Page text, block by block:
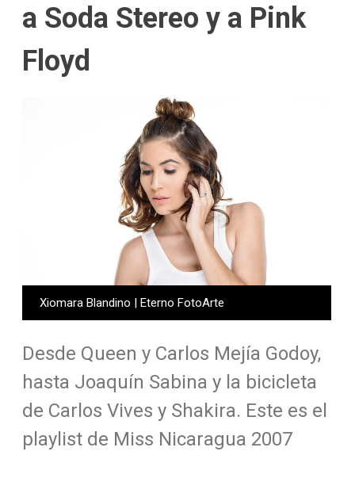
a Soda Stereo y a Pink
Floyd
Xiomara Blandino | Eterno FotoArte
Desde Queen y Carlos Mejía Godoy,
hasta Joaquín Sabina y la bicicleta
de Carlos Vives y Shakira. Este es el
playlist de Miss Nicaragua 2007